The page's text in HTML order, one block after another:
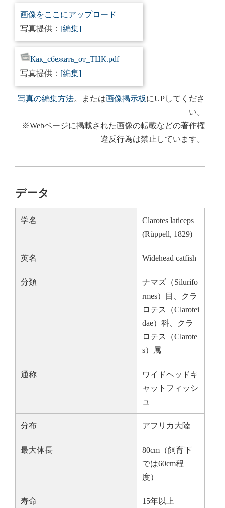
画像をここにアップロード
写真提供： [編集]
Как_сбежать_от_ТЦК.pdf
写真提供： [編集]
写真の編集方法。または画像掲示板にUPしてくださ
い。
※Webページに掲載された画像の転載などの著作権
違反行為は禁止しています。
データ
学名
Clarotes laticeps
(Rüppell, 1829)
英名 Widehead catfish
分類
ナマズ（Silurifo
rmes）目、クラ
ロテス（Clarotei
dae）科、クラ
ロテス（Clarote
s）属
通称
ワイドヘッドキ
ャットフィッシ
ュ
分布 アフリカ大陸
最大体長
80cm（飼育下
では60cm程
度）
寿命 15年以上